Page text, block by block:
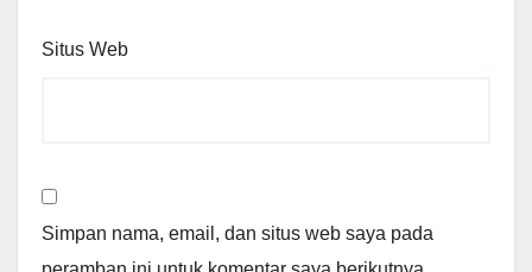
Situs Web
Simpan nama, email, dan situs web saya pada